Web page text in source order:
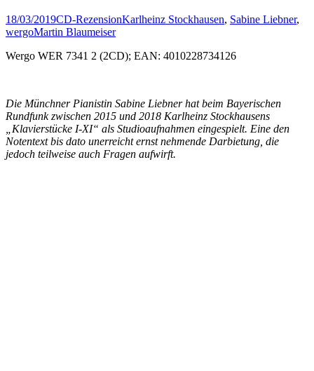
18/03/2019CD-RezensionKarlheinz Stockhausen, Sabine Liebner,
wergoMartin Blaumeiser
Wergo WER 7341 2 (2CD); EAN: 4010228734126
Die Münchner Pianistin Sabine Liebner hat beim Bayerischen
Rundfunk zwischen 2015 und 2018 Karlheinz Stockhausens
„Klavierstücke I-XI“ als Studioaufnahmen eingespielt. Eine den
Notentext bis dato unerreicht ernst nehmende Darbietung, die
jedoch teilweise auch Fragen aufwirft.